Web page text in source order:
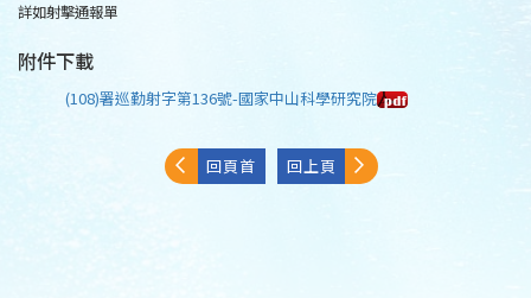
詳如射擊通報單
附件下載
(108)署巡勤射字第136號-國家中山科學研究院
回頁首 回上頁